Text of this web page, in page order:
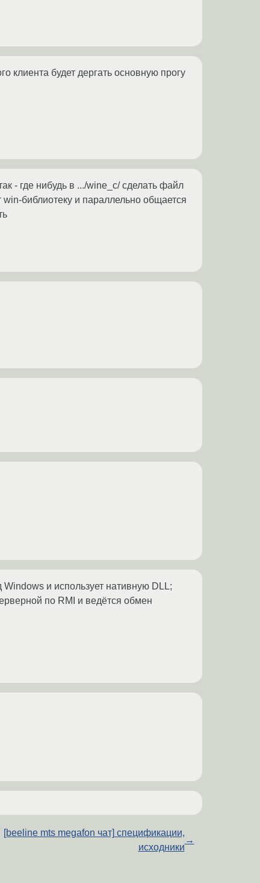
клиента будет дергать основную прогу
- где нибудь в .../wine_c/ сделать файл
библиотеку и параллельно общается
и использует нативную DLL;
по RMI и ведётся обмен
[beeline mts megafon чат] спецификации,
исходники
→